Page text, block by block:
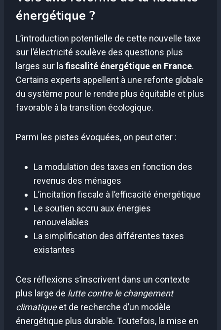
énergétique ?
L’introduction potentielle de cette nouvelle taxe
sur l’électricité soulève des questions plus
larges sur la fiscalité énergétique en France.
Certains experts appellent à une refonte globale
du système pour le rendre plus équitable et plus
favorable à la transition écologique.
Parmi les pistes évoquées, on peut citer :
La modulation des taxes en fonction des
revenus des ménages
L’incitation fiscale à l’efficacité énergétique
Le soutien accru aux énergies
renouvelables
La simplification des différentes taxes
existantes
Ces réflexions s’inscrivent dans un contexte
plus large de lutte contre le changement
climatiqueet de recherche d’un modèle
énergétique plus durable. Toutefois, la mise en